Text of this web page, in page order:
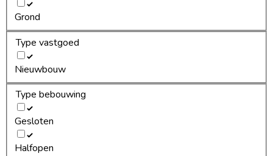
Grond
Type vastgoed
Nieuwbouw
Type bebouwing
Gesloten
Halfopen